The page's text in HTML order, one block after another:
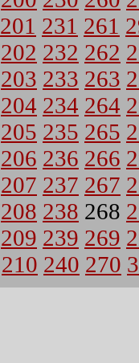
201 231 261
202 232 262
203 233 263
204 234 264
205 235 265
206 236 266
207 237 267
208 238 268
209 239 269
210 240 270